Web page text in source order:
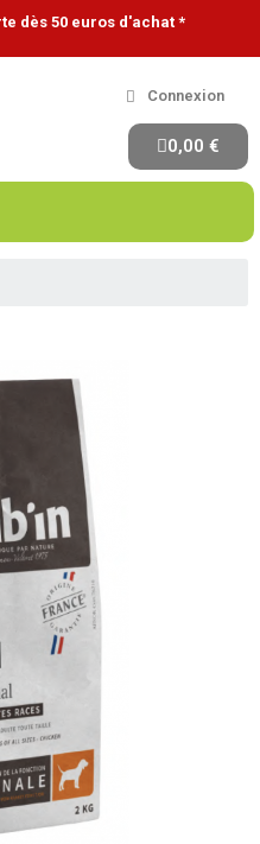
dès 50 euros d'achat *
Connexion
0,00 €